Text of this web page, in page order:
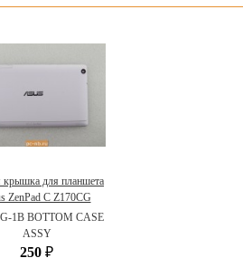
крышка для планшета
ZenPad C Z170CG
1B BOTTOM CASE
ASSY
250 ₽